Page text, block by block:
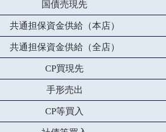
国債売現先
共通担保資金供給（本店）
共通担保資金供給（全店）
CP買現先
手形売出
CP等買入